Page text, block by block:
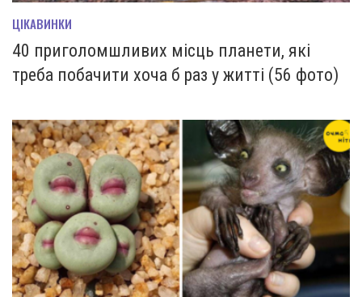
ЦІКАВИНКИ
40 приголомшливих місць планети, які
треба побачити хоча б раз у житті (56 фото)